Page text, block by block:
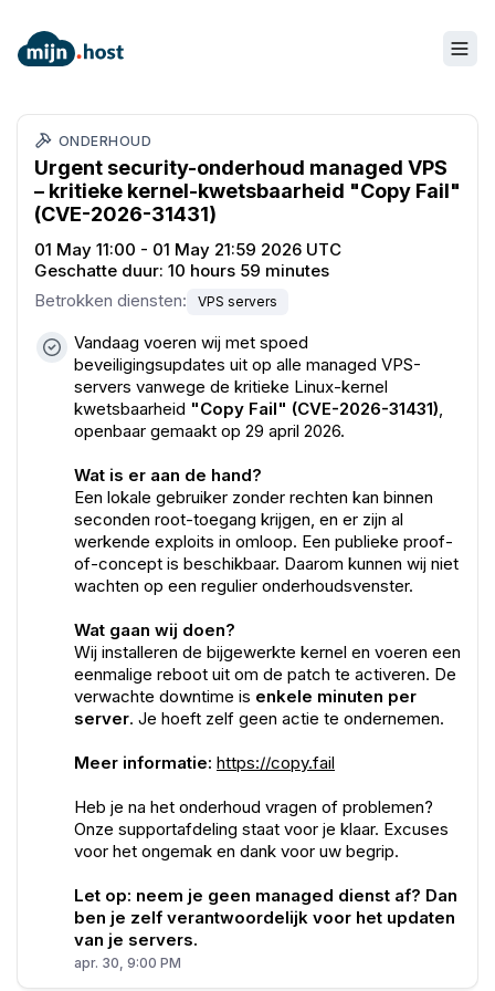
ONDERHOUD
Urgent security-onderhoud managed VPS
– kritieke kernel-kwetsbaarheid "Copy Fail"
(CVE-2026-31431)
01 May 11:00 - 01 May 21:59 2026 UTC
Geschatte duur: 10 hours 59 minutes
Betrokken diensten: VPS servers
Vandaag voeren wij met spoed
beveiligingsupdates uit op alle managed VPS-
servers vanwege de kritieke Linux-kernel
kwetsbaarheid "Copy Fail" (CVE-2026-31431),
openbaar gemaakt op 29 april 2026.
Wat is er aan de hand?
Een lokale gebruiker zonder rechten kan binnen
seconden root-toegang krijgen, en er zijn al
werkende exploits in omloop. Een publieke proof-
of-concept is beschikbaar. Daarom kunnen wij niet
wachten op een regulier onderhoudsvenster.
Wat gaan wij doen?
Wij installeren de bijgewerkte kernel en voeren een
eenmalige reboot uit om de patch te activeren. De
verwachte downtime is enkele minuten per
server. Je hoeft zelf geen actie te ondernemen.
Meer informatie: https://copy.fail
Heb je na het onderhoud vragen of problemen?
Onze supportafdeling staat voor je klaar. Excuses
voor het ongemak en dank voor uw begrip.
Let op: neem je geen managed dienst af? Dan
ben je zelf verantwoordelijk voor het updaten
van je servers.
apr. 30, 9:00 PM